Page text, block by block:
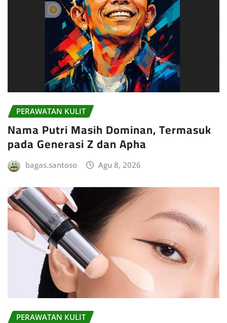
PERAWATAN KULIT
Nama Putri Masih Dominan, Termasuk
pada Generasi Z dan Apha
bagas.santoso Agu 8, 2026
PERAWATAN KULIT